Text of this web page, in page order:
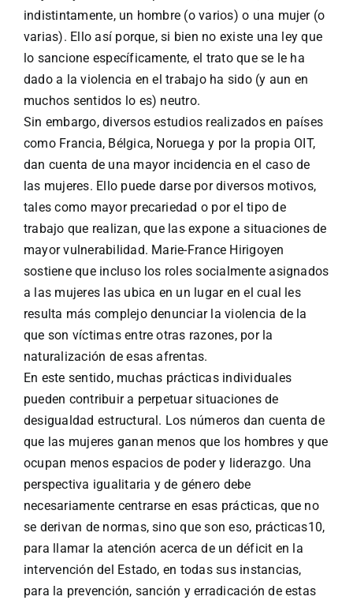
indistintamente, un hombre (o varios) o una mujer (o
varias). Ello así porque, si bien no existe una ley que
lo sancione específicamente, el trato que se le ha
dado a la violencia en el trabajo ha sido (y aun en
muchos sentidos lo es) neutro.
Sin embargo, diversos estudios realizados en países
como Francia, Bélgica, Noruega y por la propia OIT,
dan cuenta de una mayor incidencia en el caso de
las mujeres. Ello puede darse por diversos motivos,
tales como mayor precariedad o por el tipo de
trabajo que realizan, que las expone a situaciones de
mayor vulnerabilidad. Marie-France Hirigoyen
sostiene que incluso los roles socialmente asignados
a las mujeres las ubica en un lugar en el cual les
resulta más complejo denunciar la violencia de la
que son víctimas entre otras razones, por la
naturalización de esas afrentas.
En este sentido, muchas prácticas individuales
pueden contribuir a perpetuar situaciones de
desigualdad estructural. Los números dan cuenta de
que las mujeres ganan menos que los hombres y que
ocupan menos espacios de poder y liderazgo. Una
perspectiva igualitaria y de género debe
necesariamente centrarse en esas prácticas, que no
se derivan de normas, sino que son eso, prácticas10,
para llamar la atención acerca de un déficit en la
intervención del Estado, en todas sus instancias,
para la prevención, sanción y erradicación de estas